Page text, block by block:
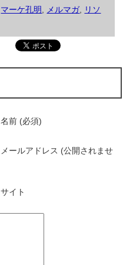
マーケ孔明 メルマガ,
リソ
名前 (必須)
メールアドレス (公開されませ
サイト